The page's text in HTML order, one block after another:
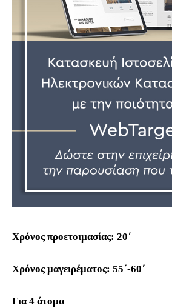
Χρόνος προετοιμασίας: 20΄
Χρόνος μαγειρέματος: 55΄-60΄
Για 4 άτομα